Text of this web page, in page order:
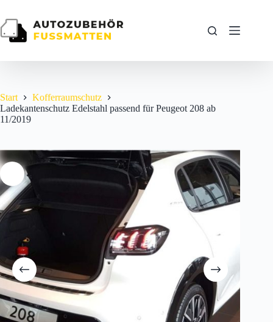
springen
Start
Kofferraumschutz
Ladekantenschutz Edelstahl passend für Peugeot 208 ab
11/2019